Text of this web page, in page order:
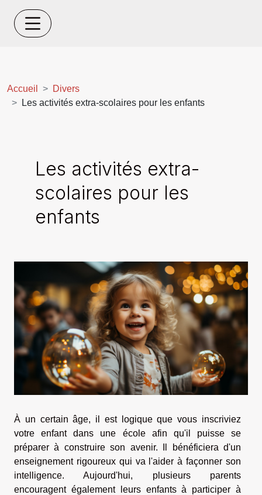
Accueil
Divers
Les activités extra-scolaires pour les enfants
Les activités extra-
scolaires pour les
enfants
À un certain âge, il est logique que vous inscriviez
votre enfant dans une école afin qu'il puisse se
préparer à construire son avenir. Il bénéficiera d'un
enseignement rigoureux qui va l'aider à façonner son
intelligence. Aujourd'hui, plusieurs parents
encouragent également leurs enfants à participer à